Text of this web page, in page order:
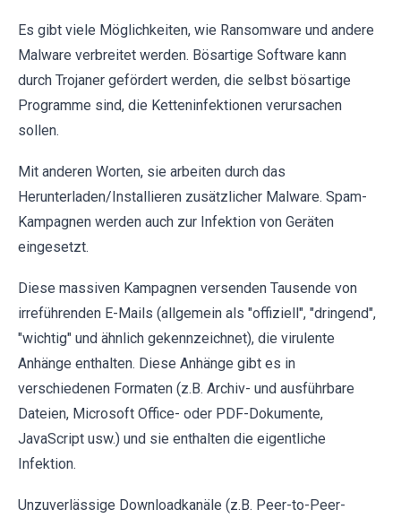
Es gibt viele Möglichkeiten, wie Ransomware und andere
Malware verbreitet werden. Bösartige Software kann
durch Trojaner gefördert werden, die selbst bösartige
Programme sind, die Ketteninfektionen verursachen
sollen.
Mit anderen Worten, sie arbeiten durch das
Herunterladen/Installieren zusätzlicher Malware. Spam-
Kampagnen werden auch zur Infektion von Geräten
eingesetzt.
Diese massiven Kampagnen versenden Tausende von
irreführenden E-Mails (allgemein als "offiziell", "dringend",
"wichtig" und ähnlich gekennzeichnet), die virulente
Anhänge enthalten. Diese Anhänge gibt es in
verschiedenen Formaten (z.B. Archiv- und ausführbare
Dateien, Microsoft Office- oder PDF-Dokumente,
JavaScript usw.) und sie enthalten die eigentliche
Infektion.
Unzuverlässige Downloadkanäle (z.B. Peer-to-Peer-